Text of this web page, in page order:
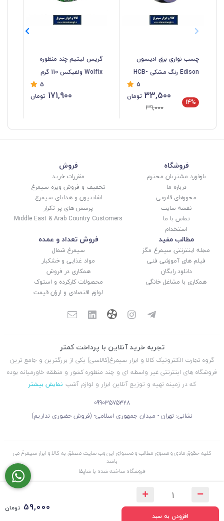
افزودن به سبد
59,000 تومان
چسب نواری برق ادیسون
Edison رنگ مشکی HCB-
5
14%
33,500 تومان
39,000
گریس لیتیم چند منظوره
Wolfix ولفیکس 110 گرم
5
171,900 تومان
فروشگاه
بازخورد مشتریان محترم
درباره ما
مجوزهای قانونی
نقشه سایت
تماس با ما
استخدام
فروش
مقررات خرید
تخفیف و فروش ویژه سیمرغ
اشانتیون و هدایای سیمرغ
پرسش های پر تکرار
Middle East & Arab Country Customers
مطالب مفید
مجله اینترنتی سیمرغ مگز
فیلم های آموزشی فنی
دانلود رایگان
همکاری با مشاغل خانگی
فروش تعداد و عمده
سیمرغ شمال
مواد غذایی و خشکبار
همکاری در فروش
محصولات کارکرده و استوک
لوازم اقتصادی و ارزان قیمت
تجربه خرید آنلاین با پرداخت کمتر
گروه تجارت الکترونیک کالا و ابزار سیمرغ(کالاسی) یکی از بزرگترین و جامع ترین
فروشگاه های اینترنتی غیر واسطه ای و چند منظوره کشور و منطقه خاورمیانه بوده
که در زمینه تهیه و توزیع آنلاین ابزار و لوازم آشپ نمایش بیشتر
09903575328
نشانی: تهران - میدان جمهوری اسلامی- (فروش حضوری نداریم)
کلیه حقوق مادی و معنوی مطالب و محتوای این وب سایت متعلق به کالا و ابزار سیمرغ می
باشد
فروشگاه ساخته شده با شاپفا